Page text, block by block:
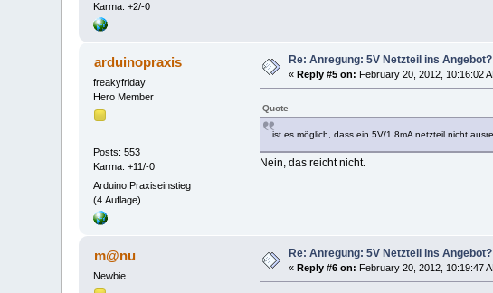
Karma: +2/-0
arduinopraxis
freakyfriday
Hero Member
Posts: 553
Karma: +11/-0
Arduino Praxiseinstieg
(4.Auflage)
Re: Anregung: 5V Netzteil ins Angebot?
«Reply #5 on: February 20, 2012, 10:16:02
Quote
ist es möglich, dass ein 5V/1.8mA netzteil nicht
Nein, das reicht nicht.
m@nu
Newbie
Re: Anregung: 5V Netzteil ins Angebot?
«Reply #6 on: February 20, 2012, 10:19:47